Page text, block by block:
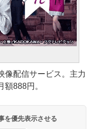
配信サービス。主力
888円。
を優先表示させる